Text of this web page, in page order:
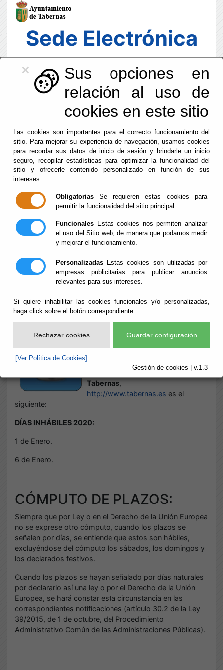
×
Sus opciones en
relación al uso de
cookies en este sitio
Las cookies son importantes para el correcto funcionamiento del
sitio. Para mejorar su experiencia de navegación, usamos cookies
para recordar sus datos de inicio de sesión y brindarle un inicio
seguro, recopilar estadísticas para optimizar la funcionalidad del
sitio y ofrecerle contenido personalizado en función de sus
intereses.
Obligatorias Se requieren estas cookies para
permitir la funcionalidad del sitio principal.
Funcionales Estas cookies nos permiten analizar
el uso del Sitio web, de manera que podamos medir
y mejorar el funcionamiento.
Personalizadas Estas cookies son utilizadas por
empresas publicitarias para publicar anuncios
relevantes para sus intereses.
Si quiere inhabilitar las cookies funcionales y/o personalizadas,
haga click sobre el botón correspondiente.
Rechazar cookies Guardar configuración
[Ver Política de Cookies]
Gestión de cookies | v.1.3
Sede Electrónica
18:59:27
Vie, 7 Agosto 2026
- Sede Electrónica. Calendario Oficial
Sede Electrónica.
Calendario Oficial
Escuchar
CALENDARIO OFICIAL SEDE
Electrónica delAyuntamiento de
Tabernas,
http://www.tabernas.es es el
siguiente:
DÍAS INHÁBILES 2020:
1 de Enero.
6 de Enero.
CÓMPUTO DE PLAZOS:
Siempre que por Ley o en el Derecho de la Unión Europea
no se exprese otro cómputo, cuando los plazos se
señalen por días, se entiende que estos son hábiles,
excluyéndose del cómputo los sábados, los domingos y
los declarados festivos.
Cuando los plazos se hayan señalado por días naturales
por declararlo así una ley o por el Derecho de la Unión
Europea, se hará constar esta circunstancia en las
correspondientes notificaciones (artículo 30.2 de la Ley
39/2015, de 1 de octubre, del Procedimiento
Administrativo Común de las Administraciones Públicas).